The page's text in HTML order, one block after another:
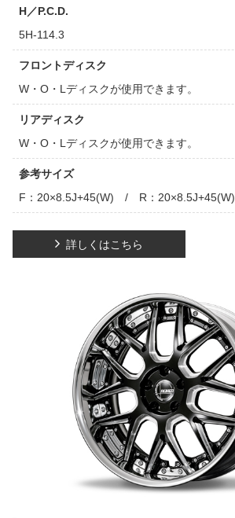
H／P.C.D.
5H-114.3
フロントディスク
W・O・Lディスクが使用できます。
リアディスク
W・O・Lディスクが使用できます。
参考サイズ
F：20×8.5J+45(W) / R：20×8.5J+45(W)
詳しくはこちら